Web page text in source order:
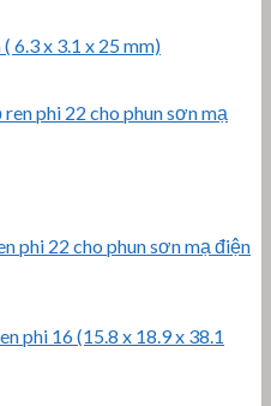
6.3 x 3.1 x 25 mm)
phi 22 cho phun sơn mạ điện